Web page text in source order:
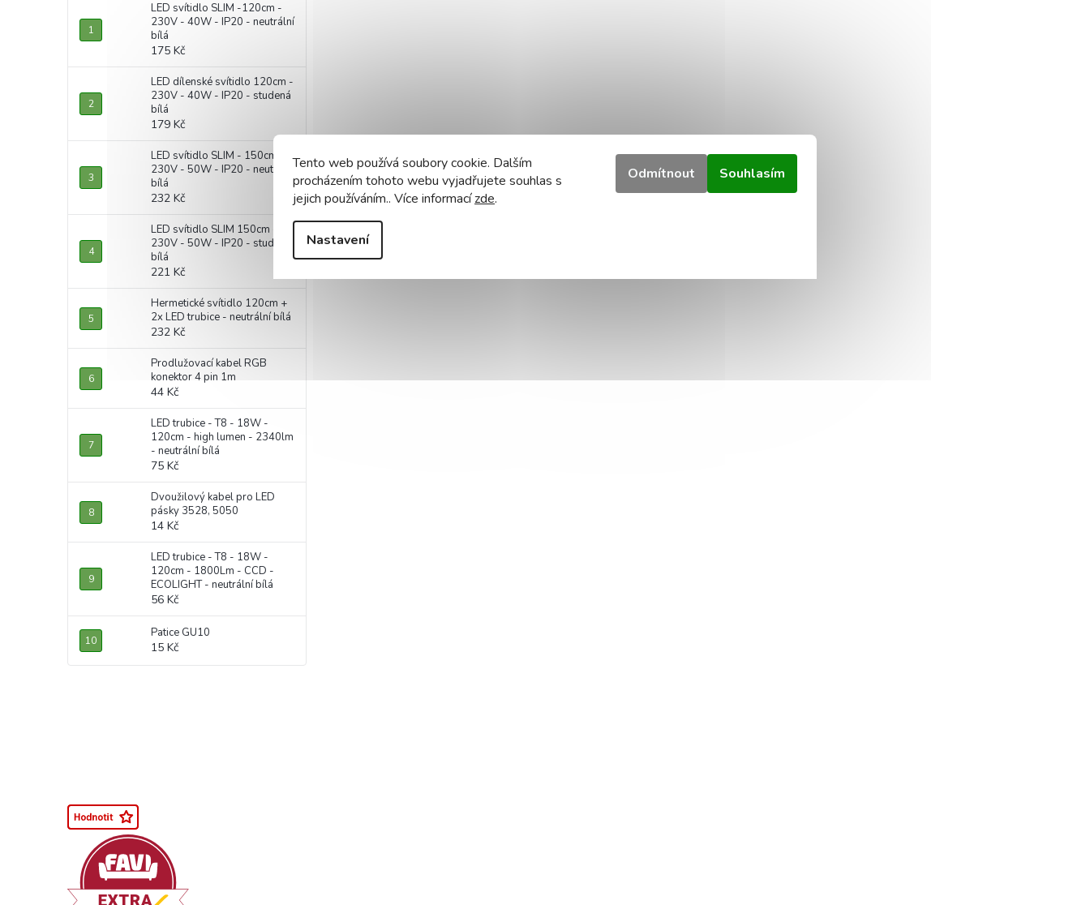
Tento web používá soubory cookie. Dalším
procházením tohoto webu vyjadřujete souhlas s
jejich používáním.. Více informacízde.
Nastavení
Odmítnout Souhlasím
LED svítidlo SLIM -120cm -
230V - 40W - IP20 - neutrální
bílá
175 Kč
LED dílenské svítidlo 120cm -
230V - 40W - IP20 - studená
bílá
179 Kč
LED svítidlo SLIM - 150cm -
230V - 50W - IP20 - neutrální
bílá
232 Kč
LED svítidlo SLIM 150cm -
230V - 50W - IP20 - studená
bílá
221 Kč
Hermetické svítidlo 120cm +
2x LED trubice - neutrální bílá
232 Kč
Prodlužovací kabel RGB
konektor 4 pin 1m
44 Kč
LED trubice - T8 - 18W -
120cm - high lumen - 2340lm
- neutrální bílá
75 Kč
Dvoužilový kabel pro LED
pásky 3528, 5050
14 Kč
LED trubice - T8 - 18W -
120cm - 1800Lm - CCD -
ECOLIGHT - neutrální bílá
56 Kč
Patice GU10
15 Kč